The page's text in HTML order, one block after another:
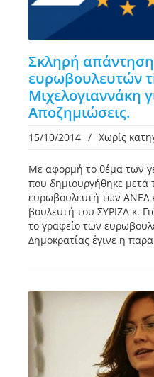
Σκληρή
ευρωβουλευτών
Μιχελoγιαννάκη
Αποζημιώσεις.
15/10/2014 / Χωρίς
Με αφορμή το θέμα των
που δημιουργήθηκε μετά
ευρωβουλευτή των ΑΝΕΛ
βουλευτή του ΣΥΡΙΖΑ κ.
το γραφείο των
Δημοκρατίας έγινε η